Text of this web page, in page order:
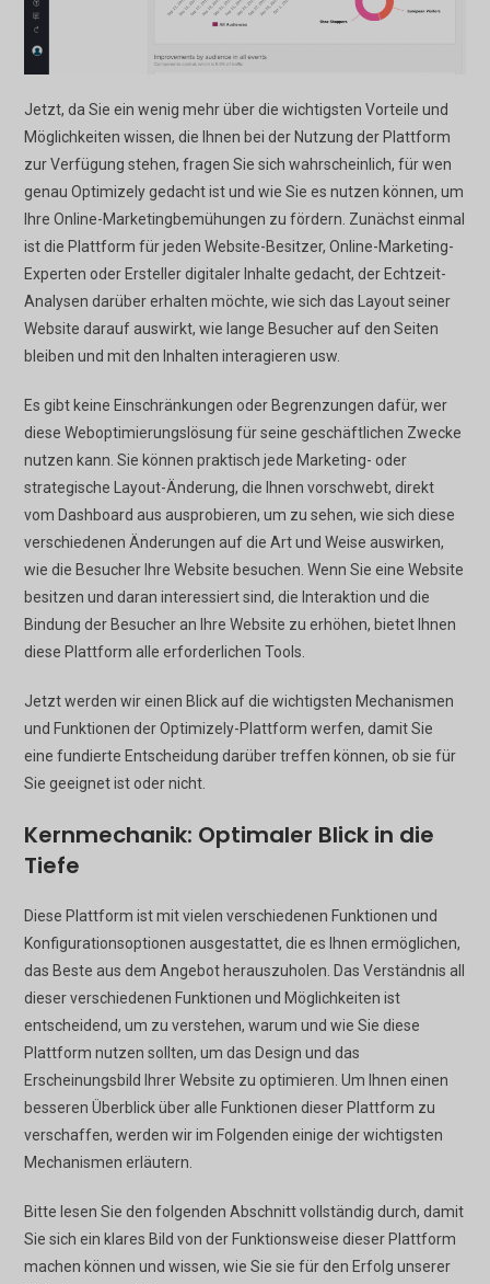
Jetzt, da Sie ein wenig mehr über die wichtigsten Vorteile und
Möglichkeiten wissen, die Ihnen bei der Nutzung der Plattform
zur Verfügung stehen, fragen Sie sich wahrscheinlich, für wen
genau Optimizely gedacht ist und wie Sie es nutzen können, um
Ihre Online-Marketingbemühungen zu fördern. Zunächst einmal
ist die Plattform für jeden Website-Besitzer, Online-Marketing-
Experten oder Ersteller digitaler Inhalte gedacht, der Echtzeit-
Analysen darüber erhalten möchte, wie sich das Layout seiner
Website darauf auswirkt, wie lange Besucher auf den Seiten
bleiben und mit den Inhalten interagieren usw.
Es gibt keine Einschränkungen oder Begrenzungen dafür, wer
diese Weboptimierungslösung für seine geschäftlichen Zwecke
nutzen kann. Sie können praktisch jede Marketing- oder
strategische Layout-Änderung, die Ihnen vorschwebt, direkt
vom Dashboard aus ausprobieren, um zu sehen, wie sich diese
verschiedenen Änderungen auf die Art und Weise auswirken,
wie die Besucher Ihre Website besuchen. Wenn Sie eine Website
besitzen und daran interessiert sind, die Interaktion und die
Bindung der Besucher an Ihre Website zu erhöhen, bietet Ihnen
diese Plattform alle erforderlichen Tools.
Jetzt werden wir einen Blick auf die wichtigsten Mechanismen
und Funktionen der Optimizely-Plattform werfen, damit Sie
eine fundierte Entscheidung darüber treffen können, ob sie für
Sie geeignet ist oder nicht.
Kernmechanik: Optimaler Blick in die
Tiefe
Diese Plattform ist mit vielen verschiedenen Funktionen und
Konfigurationsoptionen ausgestattet, die es Ihnen ermöglichen,
das Beste aus dem Angebot herauszuholen. Das Verständnis all
dieser verschiedenen Funktionen und Möglichkeiten ist
entscheidend, um zu verstehen, warum und wie Sie diese
Plattform nutzen sollten, um das Design und das
Erscheinungsbild Ihrer Website zu optimieren. Um Ihnen einen
besseren Überblick über alle Funktionen dieser Plattform zu
verschaffen, werden wir im Folgenden einige der wichtigsten
Mechanismen erläutern.
Bitte lesen Sie den folgenden Abschnitt vollständig durch, damit
Sie sich ein klares Bild von der Funktionsweise dieser Plattform
machen können und wissen, wie Sie sie für den Erfolg unserer